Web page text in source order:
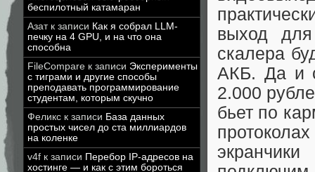
беспилотный катамаран
Азатк записи Как я собрал LLM-
печку на 4 GPU, и на что она
способна
FileCompare к записи Эксперименты
с тиграми и другие способы
преподавать программирование
студентам, которым скучно
Феликс к записи База данных
простых чисел до ста миллиардов
на коленке
v4f к записи Перебор IP-адресов на
хостинге — и как с этим бороться
выход для
скалера
АКБ. Да и
2.000
бьет по